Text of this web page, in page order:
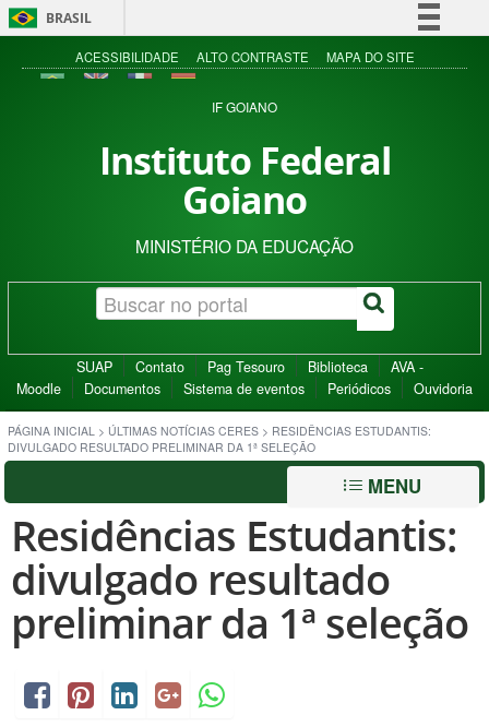
BRASIL
Simplifique!
Acesso à informação
ACESSIBILIDADE ALTO CONTRASTE MAPA DO SITE
IF GOIANO
Instituto Federal
Goiano
MINISTÉRIO DA EDUCAÇÃO
SUAP Contato Pag Tesouro Biblioteca
AVA -
Moodle
Documentos Sistema de eventos Periódicos Ouvidoria
PÁGINA INICIAL > ÚLTIMAS NOTÍCIAS CERES > RESIDÊNCIAS ESTUDANTIS:
DIVULGADO RESULTADO PRELIMINAR DA 1ª SELEÇÃO
MENU
Residências Estudantis:
divulgado resultado
preliminar da 1ª seleção